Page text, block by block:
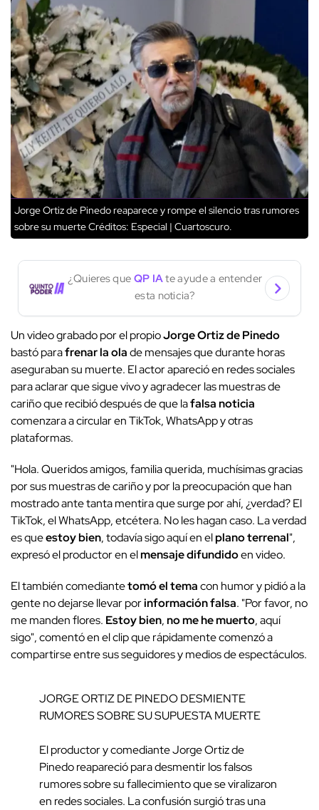
Jorge Ortiz de Pinedo reaparece y rompe el silencio tras rumores
sobre su muerteCréditos: Especial | Cuartoscuro.
¿Quieres que QP IAte ayude a entender
esta noticia?
Un video grabado por el propioJorge Ortiz de Pinedo
bastó parafrenar la olade mensajes que durante horas
aseguraban su muerte. El actor apareció en redes sociales
para aclarar que sigue vivo y agradecer las muestras de
cariño que recibió después de que lafalsa noticia
comenzara a circular en TikTok, WhatsApp y otras
plataformas.
"Hola. Queridos amigos, familia querida, muchísimas gracias
por sus muestras de cariño y por la preocupación que han
mostrado ante tanta mentira que surge por ahí, ¿verdad? El
TikTok, el WhatsApp, etcétera. No les hagan caso. La verdad
es queestoy bien, todavía sigo aquí en elplano terrenal",
expresó el productor en elmensaje difundidoen video.
El también comediantetomó el temacon humor y pidió a la
gente no dejarse llevar porinformación falsa. "Por favor, no
me manden flores. Estoy bien,no me he muerto, aquí
sigo", comentó en el clip que rápidamente comenzó a
compartirse entre sus seguidores y medios de espectáculos.
JORGE ORTIZ DE PINEDO DESMIENTE
RUMORES SOBRE SU SUPUESTA MUERTE
El productor y comediante Jorge Ortiz de
Pinedo reapareció para desmentir los falsos
rumores sobre su fallecimiento que se viralizaron
en redes sociales. La confusión surgió tras una